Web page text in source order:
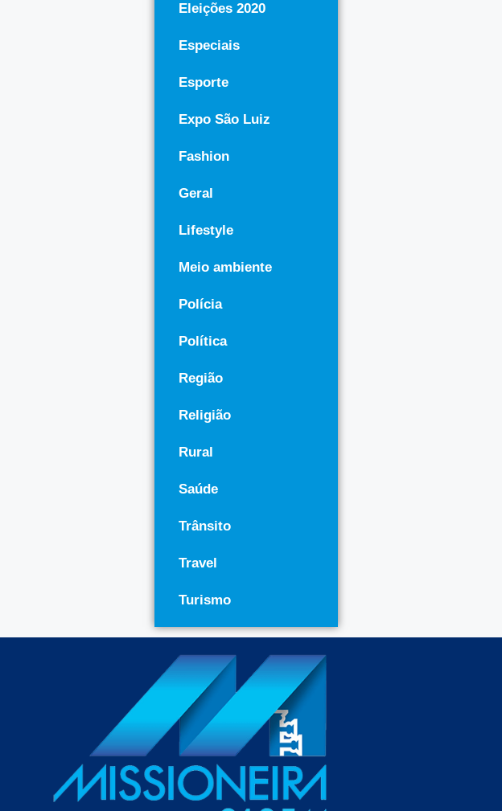
Eleições 2020
Especiais
Esporte
Expo São Luiz
Fashion
Geral
Lifestyle
Meio ambiente
Polícia
Política
Região
Religião
Rural
Saúde
Trânsito
Travel
Turismo